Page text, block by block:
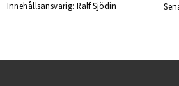
Innehållsansvarig: Ralf Sjödin